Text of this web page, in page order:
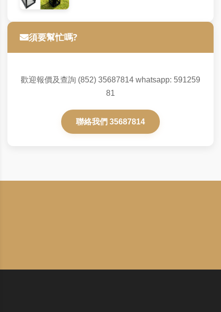
須要幫忙嗎?
歡迎報價及查詢 (852) 35687814 whatsapp: 591259
81
聯絡我們 35687814